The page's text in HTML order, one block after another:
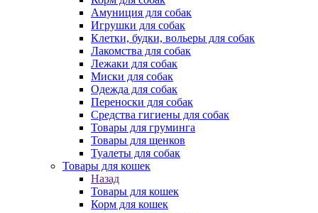
Амуниция для собак
Игрушки для собак
Клетки, будки, вольеры для собак
Лакомства для собак
Лежаки для собак
Миски для собак
Одежда для собак
Переноски для собак
Средства гигиены для собак
Товары для груминга
Товары для щенков
Туалеты для собак
Товары для кошек
Назад
Товары для кошек
Корм для кошек